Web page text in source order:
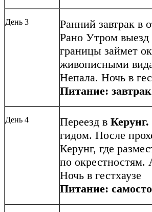
День 3
Ранний завтрак в
Рано Утром выезд
границы займет
живописными
Непала. Ночь в
Питание:
День 4 Переезд в Керунг.
гидом. После
Керунг, где
по окрестностям.
Ночь в гестхаузе
Питание: